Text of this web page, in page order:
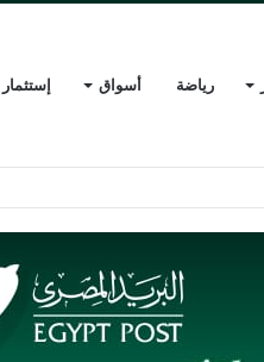
رياضة أسواق إستثمار